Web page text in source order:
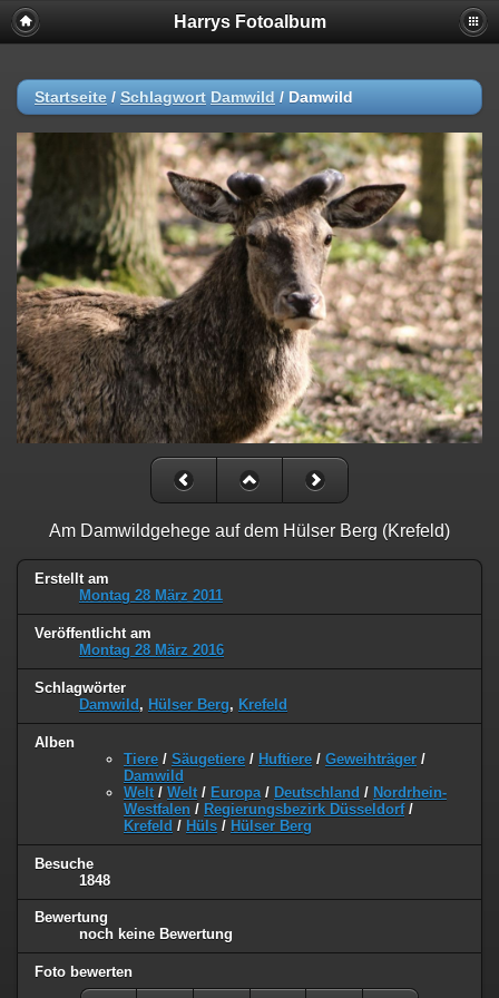
Harrys Fotoalbum
Startseite / Schlagwort Damwild / Damwild
Am Damwildgehege auf dem Hülser Berg (Krefeld)
Erstellt am
Montag 28 März 2011
Veröffentlicht am
Montag 28 März 2016
Schlagwörter
Damwild , Hülser Berg, Krefeld
Alben
Tiere / Säugetiere / Huftiere / Geweihträger /
Damwild
Welt / Welt / Europa / Deutschland / Nordrhein-
Westfalen / Regierungsbezirk Düsseldorf/
Krefeld / Hüls / Hülser Berg
Besuche
1848
Bewertung
noch keine Bewertung
Foto bewerten